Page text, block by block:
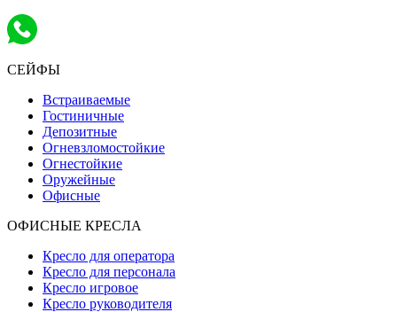
СЕЙФЫ
Встраиваемые
Гостиничные
Депозитные
Огневзломостойкие
Огнестойкие
Оружейные
Офисные
ОФИСНЫЕ КРЕСЛА
Кресло для оператора
Кресло для персонала
Кресло игровое
Кресло руководителя